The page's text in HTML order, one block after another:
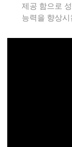
제공 함으로
능력을 향상시